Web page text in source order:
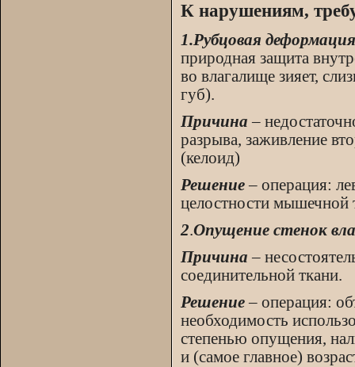
К нарушениям,
1.Рубцовая
природная защита
во влагалище зияет,
губ).
Причина –
разрыва, заживление
(келоид)
Решение– операция:
целостности мышечной
2.Опущение стенок
Причина –
соединительной ткани.
Решение– операция:
необходимость
степенью опущения,
и (самое главное)